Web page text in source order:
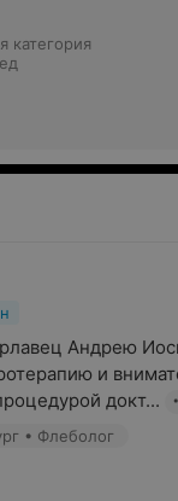
категория
Андрею
и
докт...
• Флеболог